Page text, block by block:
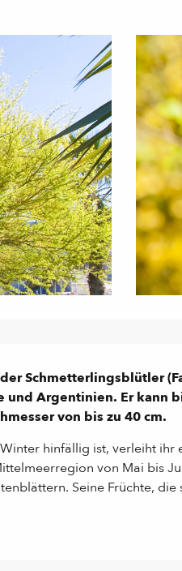
Schmetterlingsblütler
und Argentinien. Er kann
von bis zu 40 cm.
hinfällig ist, verleiht ihr
von Mai bis
Seine Früchte, die